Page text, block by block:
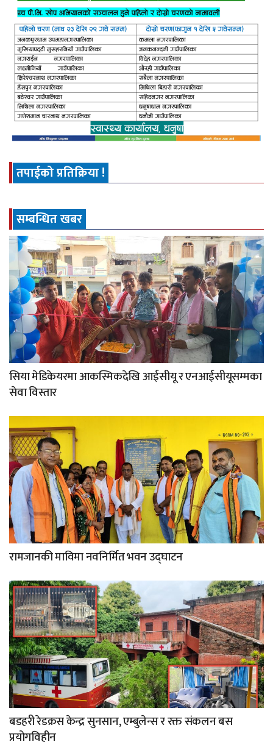
तपाईको प्रतिक्रिया !
सम्बन्धित खबर
सिया मेडिकेयरमा आकस्मिकदेखि आईसीयू र एनआईसीयूसम्मका
सेवा विस्तार
रामजानकी माविमा नवनिर्मित भवन उद्घाटन
बडहरी रेडक्रस केन्द्र सुनसान, एम्बुलेन्स र रक्त संकलन बस
प्रयोगविहीन